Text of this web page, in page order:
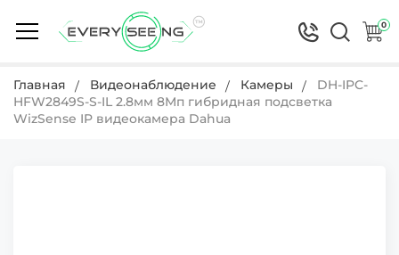
0
Главная Видеонаблюдение Камеры
DH-IPC-
HFW2849S-S-IL 2.8мм 8Мп гибридная подсветка
WizSense IP видеокамера Dahua